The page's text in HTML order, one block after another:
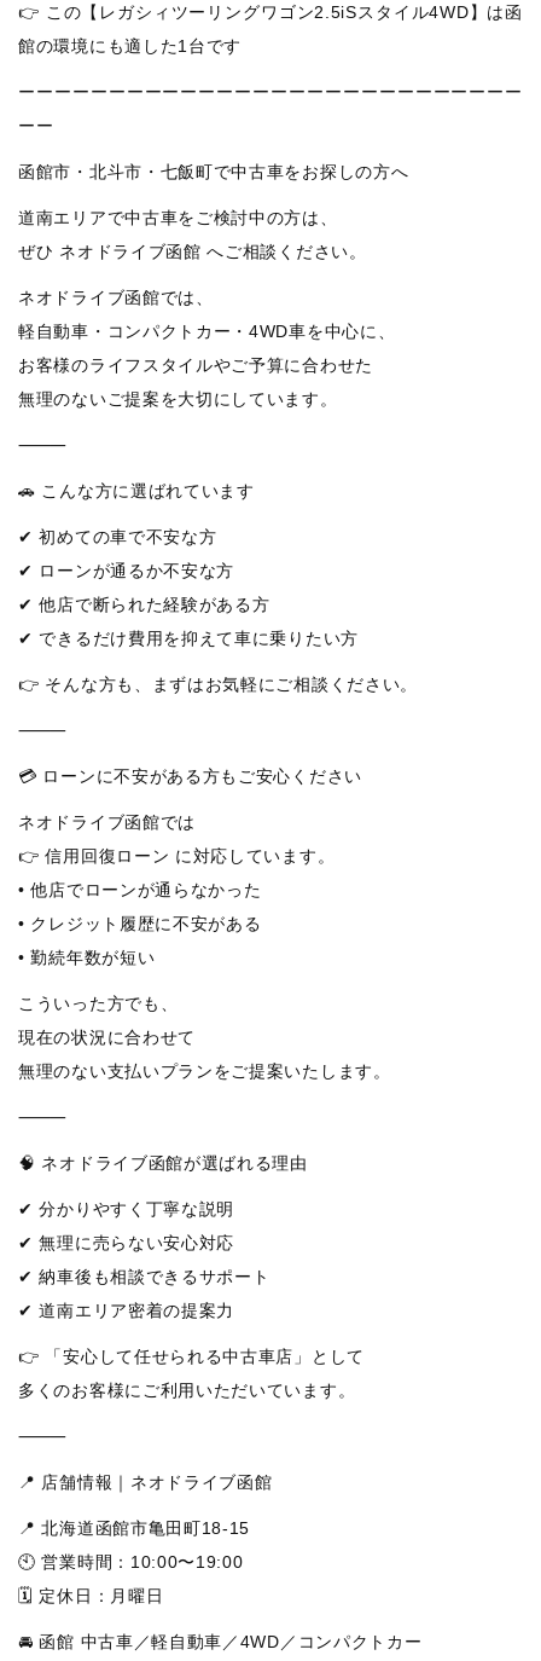
👉 この【レガシィツーリングワゴン2.5iSスタイル4WD】は函
館の環境にも適した1台です
ーーーーーーーーーーーーーーーーーーーーーーーーーーーー
ーー
函館市・北斗市・七飯町で中古車をお探しの方へ
道南エリアで中古車をご検討中の方は、
ぜひ ネオドライブ函館 へご相談ください。
ネオドライブ函館では、
軽自動車・コンパクトカー・4WD車を中心に、
お客様のライフスタイルやご予算に合わせた
無理のないご提案を大切にしています。
⸻
🚗 こんな方に選ばれています
✔ 初めての車で不安な方
✔ ローンが通るか不安な方
✔ 他店で断られた経験がある方
✔ できるだけ費用を抑えて車に乗りたい方
👉 そんな方も、まずはお気軽にご相談ください。
⸻
💳 ローンに不安がある方もご安心ください
ネオドライブ函館では
👉 信用回復ローン に対応しています。
• 他店でローンが通らなかった
• クレジット履歴に不安がある
• 勤続年数が短い
こういった方でも、
現在の状況に合わせて
無理のない支払いプランをご提案いたします。
⸻
🧠 ネオドライブ函館が選ばれる理由
✔ 分かりやすく丁寧な説明
✔ 無理に売らない安心対応
✔ 納車後も相談できるサポート
✔ 道南エリア密着の提案力
👉 「安心して任せられる中古車店」として
多くのお客様にご利用いただいています。
⸻
📍 店舗情報｜ネオドライブ函館
📍 北海道函館市亀田町18-15
🕙 営業時間：10:00〜19:00
🗓 定休日：月曜日
🚘 函館 中古車／軽自動車／4WD／コンパクトカー